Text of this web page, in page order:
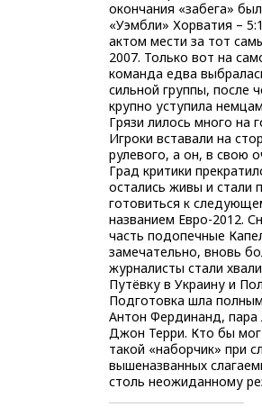
окончания «забега»
«Уэмбли» Хорватия –
актом мести за тот
2007. Только вот на
команда едва
сильной группы, после
крупно уступила
Грязи лилось много на
Игроки вставали на
рулевого, а он, в свою
Град критики
остались живы и стали
готовиться к
названием Евро-2012.
часть подопечные
замечательно, вновь
журналисты стали
Путёвку в Украину и
Подготовка шла
Антон Фердинанд, пара
Джон Терри. Кто бы
такой «наборчик» при
вышеназванных
столь неожиданному